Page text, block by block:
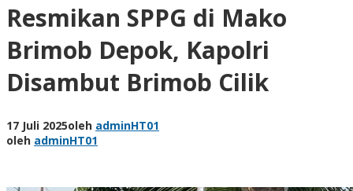
Resmikan SPPG di Mako
Brimob Depok, Kapolri
Disambut Brimob Cilik
17 Juli 2025oleh adminHT01
oleh adminHT01